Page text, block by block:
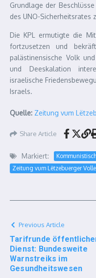
Grundlage der
des UNO-Si­cher­heitsrates
Die KPL ermutigte die
fortzusetzen und
palästinensische Volk
und Deeskalation
israelische
Israels.
Quelle: Zeitung vum
Share Article
Markiert:
Zeitung vum Lëtzebuerger
Previous Article
Tarifrunde
Dienst: Bundesweite
Warnstreiks im
Gesundheitswesen